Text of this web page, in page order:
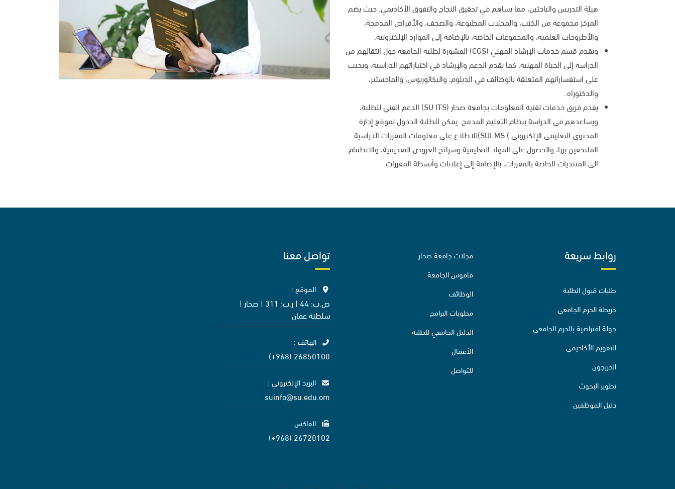
هيئة التدريس والباحثين، مما يساهم في تحقيق النجاح والتفوق الأكاديمي. حيث يضم
المركز مجموعة من الكتب، والمجلات المطبوعة، والصحف، والأقراص المدمجة،
والأطروحات العلمية، والمجموعات الخاصة، بالإضافة إلى الموارد الإلكترونية.
ويقدم قسم خدمات الإرشاد المهني (CGS) المشورة لطلبة الجامعة حول انتقالهم من
الدراسة إلى الحياة المهنية. كما يقدم الدعم والإرشاد في اختياراتهم الدراسية، ويجيب
على استفساراتهم المتعلقة بالوظائف في الدبلوم، والبكالوريوس، والماجستير،
والدكتوراه.
يقدم فريق خدمات تقنية المعلومات بجامعة صحار (SU ITS) الدعم الفني للطلبة،
ويساعدهم في الدراسة بنظام التعليم المدمج. يمكن للطلبة الدخول لموقع إدارة
المحتوى التعليمي الإلكتروني ) SULMS)للاطلاع على معلومات المقررات الدراسية
الملتحقين بها، والحصول على المواد التعليمية وشرائح العروض التقديمية، والانظمام
الى المنتديات الخاصة بالمقررات، بالإضافة إلى إعلانات وأنشطة المقررات.
روابط سريعة
طلبات قبول الطلبة
خريطة الحرم الجامعي
جولة افتراضية بالحرم الجامعي
التقويم الأكاديمي
الخريجون
تطوير البحوث
دليل الموظفين
مجلات جامعة صحار
قاموس الجامعة
الوظائف
مطويات البرامج
الدليل الجامعي للطلبة
الأعمال
للتواصل
تواصل معنا
الموقع :
ص.ب: 44 | ر.ب: 311 | صحار |
سلطنة عمان
الهاتف :
26850100 (968+)
البريد الإلكتروني :
suinfo@su.edu.om
الفاكس :
26720102 (968+)